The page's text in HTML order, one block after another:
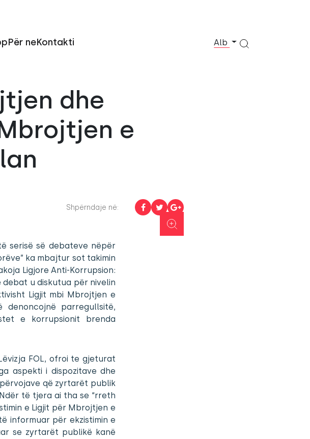
Për neKontakti Alb
dhe
e
Shpërndaje në:
serisë së debateve nëpër
ka mbajtur sot takimin
Ligjore Anti-Korrupsion:
u diskutua për nivelin
Ligjit mbi Mbrojtjen e
parregullsitë,
e korrupsionit brenda
FOL, ofroi te gjeturat
aspekti i dispozitave dhe
që zyrtarët publik
të tjera ai tha se “rreth
e Ligjit për Mbrojtjen e
informuar për ekzistimin e
se zyrtarët publikë kanë